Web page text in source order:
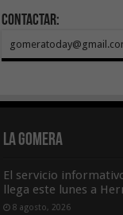
Contactar:
La Gomera
El servicio
llega este lunes a
8 agosto, 2026